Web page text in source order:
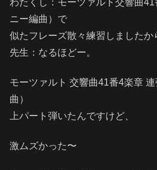
ニー編曲）で
似たフレーズ散々練習しましたか
先生：なるほどー。
モーツァルト 交響曲41番4楽章
曲）
上パート弾いたんですけど、
激ムズかった〜